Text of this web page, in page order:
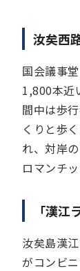
汝矣西
国会議事
1,800本近
間中は歩
くりと歩
れ、対岸
ロマンチ
「漢
汝矣島漢
がコンビ